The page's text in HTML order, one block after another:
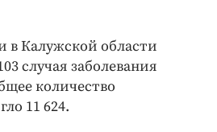
в Калужской области
случая заболевания
количество
11 624.